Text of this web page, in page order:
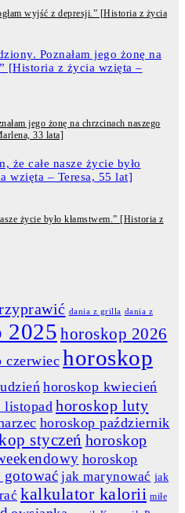
wyjść z depresji.” [Historia z życia
jego żonę na chrzcinach naszego
33 lata]
życie było kłamstwem.” [Historia z
dania z grilla dania z
2025 horoskop 2026
czerwiec horoskop
horoskop kwiecień
listopad horoskop luty
horoskop październik
styczeń horoskop
horoskop
gotować jak marynować jak
kalkulator kalorii miłe